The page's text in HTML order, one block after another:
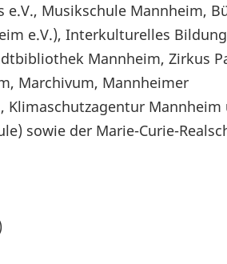
e.V., Musikschule Mannheim,
e.V.), Interkulturelles
Mannheim, Zirkus
Marchivum, Mannheimer
Klimaschutzagentur
sowie der Marie-Curie-